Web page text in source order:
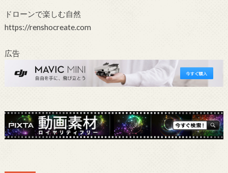
ドローンで楽しむ自然
https://renshocreate.com
広告